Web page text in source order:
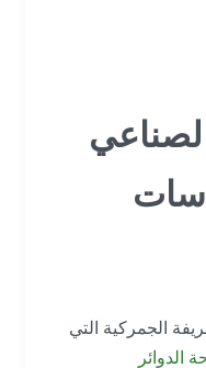
الجمركية التي